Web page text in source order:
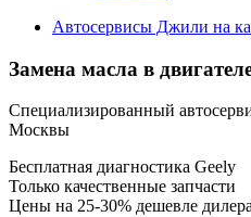
Автосервисы Джили на
Замена масла в
Специализированный
Москвы
Бесплатная диагностика Geely
Только качественные запчасти
Цены на 25-30% дешевле